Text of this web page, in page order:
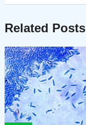
Related Posts